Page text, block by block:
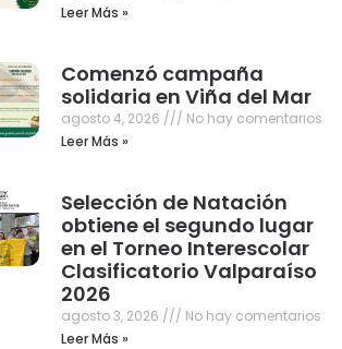
Leer Más »
Comenzó campaña
solidaria en Viña del Mar
agosto 4, 2026
No hay comentarios
Leer Más »
Selección de Natación
obtiene el segundo lugar
en el Torneo Interescolar
Clasificatorio Valparaíso
2026
agosto 3, 2026
No hay comentarios
Leer Más »